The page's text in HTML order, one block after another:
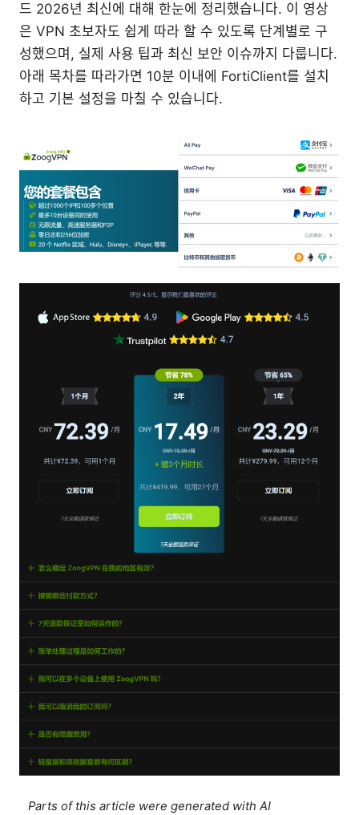
드 2026년 최신에 대해 한눈에 정리했습니다. 이 영상
은 VPN 초보자도 쉽게 따라 할 수 있도록 단계별로 구
성했으며, 실제 사용 팁과 최신 보안 이슈까지 다룹니다.
아래 목차를 따라가면 10분 이내에 FortiClient를 설치
하고 기본 설정을 마칠 수 있습니다.
Parts of this article were generated with AI